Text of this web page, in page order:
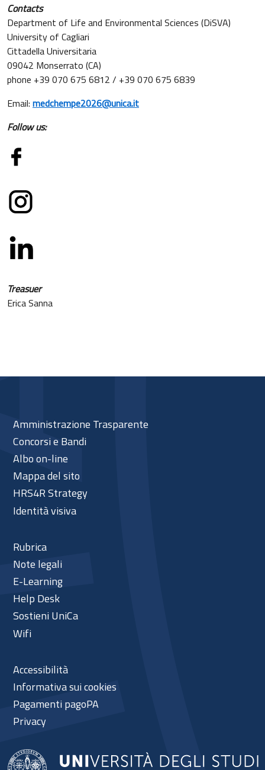
Contacts
Department of Life and Environmental Sciences (DiSVA)
University of Cagliari
Cittadella Universitaria
09042 Monserrato (CA)
phone +39 070 675 6812 / +39 070 675 6839
Email: medchempe2026@unica.it
Follow us:
Treasuer
Erica Sanna
Amministrazione Trasparente
Concorsi e Bandi
Albo on-line
Mappa del sito
HRS4R Strategy
Identità visiva
Rubrica
Note legali
E-Learning
Help Desk
Sostieni UniCa
Wifi
Accessibilità
Informativa sui cookies
Pagamenti pagoPA
Privacy